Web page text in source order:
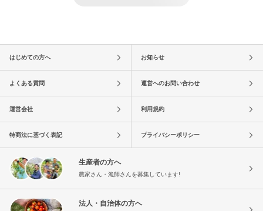
はじめての方へ お知らせ
よくある質問 運営へのお問い合わせ
運営会社 利用規約
特商法に基づく表記 プライバシーポリシー
生産者の方へ
農家さん・漁師さんを募集しています!
法人・自治体の方へ